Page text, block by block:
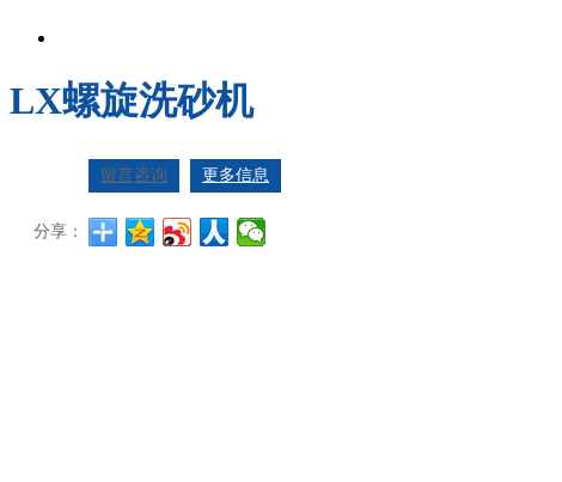
LX螺旋洗砂机
留言咨询 更多信息
分享：